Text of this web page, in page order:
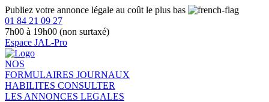
Publiez votre annonce légale au coût le plus bas
01 84 21 09 27
7h00 à 19h00 (non surtaxé)
Espace JAL-Pro
NOS
FORMULAIRES JOURNAUX
HABILITES CONSULTER
LES ANNONCES LEGALES